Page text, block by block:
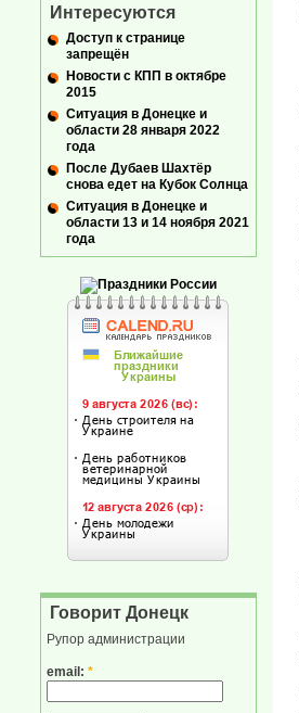
Интересуются
Доступ к странице
запрещён
Новости с КПП в октябре
2015
Ситуация в Донецке и
области 28 января 2022
года
После Дубаев Шахтёр
снова едет на Кубок Солнца
Ситуация в Донецке и
области 13 и 14 ноября 2021
года
Говорит Донецк
Рупор администрации
email: *